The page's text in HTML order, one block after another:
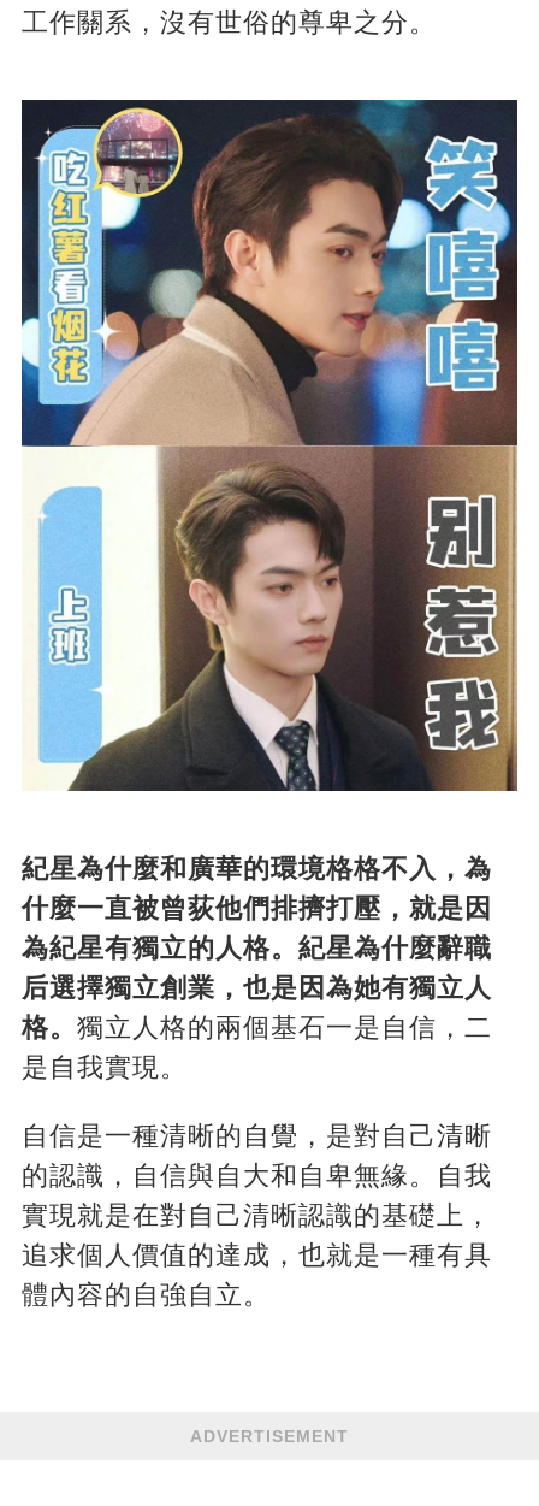
工作關系，沒有世俗的尊卑之分。
紀星為什麼和廣華的環境格格不入，為
什麼一直被曾荻他們排擠打壓，就是因
為紀星有獨立的人格。紀星為什麼辭職
后選擇獨立創業，也是因為她有獨立人
格。 獨立人格的兩個基石一是自信，二
是自我實現。
自信是一種清晰的自覺，是對自己清晰
的認識，自信與自大和自卑無緣。自我
實現就是在對自己清晰認識的基礎上，
追求個人價值的達成，也就是一種有具
體內容的自強自立。
ADVERTISEMENT